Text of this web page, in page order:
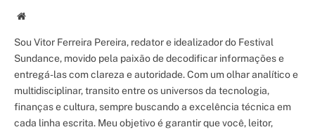
Site/Blog
Sou Vitor Ferreira Pereira, redator e idealizador do Festival
Sundance, movido pela paixão de decodificar informações e
entregá-las com clareza e autoridade. Com um olhar analítico e
multidisciplinar, transito entre os universos da tecnologia,
finanças e cultura, sempre buscando a excelência técnica em
cada linha escrita. Meu objetivo é garantir que você, leitor,